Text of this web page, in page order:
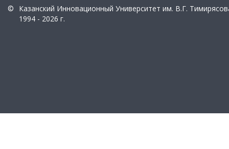
©
Казанский Инновационный Университет им. В.Г.
1994 - 2026 г.